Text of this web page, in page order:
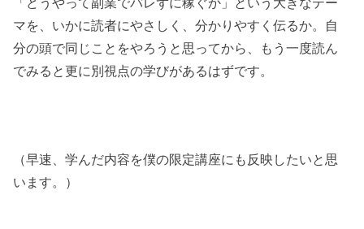
マを、いかに読者にやさしく、分かりやすく伝るか。自
分の頭で同じことをやろうと思ってから、もう一度読ん
でみると更に別視点の学びがあるはずです。
（早速、学んだ内容を僕の限定講座にも反映したいと思
います。）